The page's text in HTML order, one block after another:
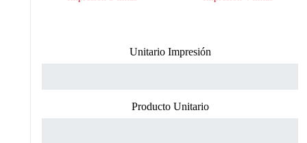
Unitario Impresión
Producto Unitario